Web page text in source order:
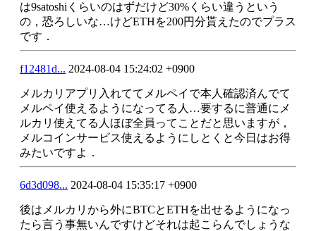
は9satoshiくらいのはずだけど30%くらい違うという
の，恐ろしいな…けどETHを200円分貰えたのでプラス
です．
f12481d... 2024-08-04 15:24:02 +0900
メルカリアプリ入れててメルペイで本人確認済んでて
メルペイ使えるようになってる人…要するに普通にメ
ルカリ使えてる人ほぼ全員ってことだと思いますが，
メルコインサービス使えるようにしとくと今日はお得
みたいですよ．
6d3d098... 2024-08-04 15:35:17 +0900
後はメルカリから外にBTCとETHを出せるようになっ
たら言う事無いんですけどそれは起こらんでしょうな